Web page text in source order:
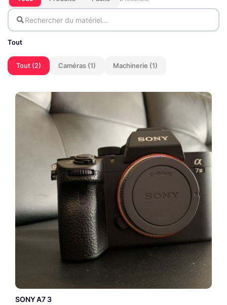
Tout
Tout (2) Caméras (1) Machinerie (1)
SONY A7 3